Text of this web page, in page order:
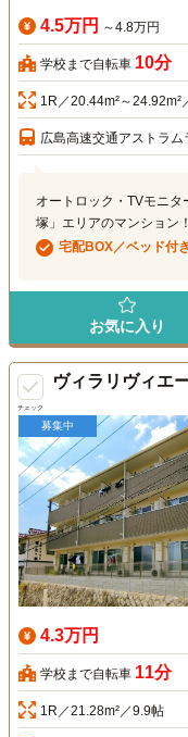
4.5万円 ～4.8万円
学校まで自転車 10分
1R／20.44m²～24.92m²
広島高速交通アストラ
オートロック・TVモニ
塚」エリアのマンション！
宅配BOX／ベッド付
お気に入り
チェック
ヴィラリヴィエ
募集中
4.3万円
学校まで自転車 11分
1R／21.28m²／9.9帖